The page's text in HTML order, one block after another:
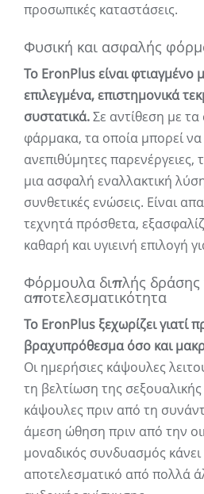
προσωπικές καταστάσεις.
Φυσική και ασφαλής
Το EronPlus είναι φτιαγμένο
επιλεγμένα, επιστημονικά
συστατικά.Σε αντίθεση με
φάρμακα, τα οποία μπορεί
ανεπιθύμητες παρενέργειες,
μια ασφαλή εναλλακτική
συνθετικές ενώσεις. Είναι
τεχνητά πρόσθετα,
καθαρή και υγιεινή επιλογή
Φόρμουλα διπλής δράσης
αποτελεσματικότητα
Το EronPlus ξεχωρίζει γιατί
βραχυπρόθεσμα όσο και
Οι ημερήσιες κάψουλες
τη βελτίωση της σεξουαλικής
κάψουλες πριν από τη
άμεση ώθηση πριν από την
μοναδικός συνδυασμός
αποτελεσματικό από πολλά